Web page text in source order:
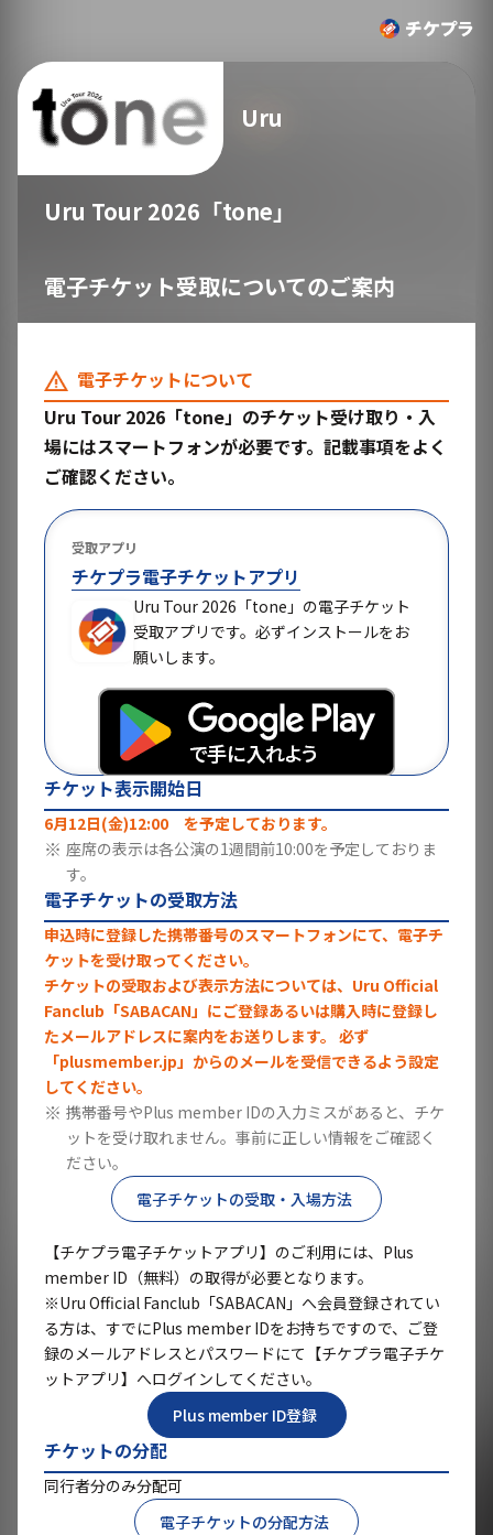
Uru
Uru Tour 2026「tone」
電子チケット受取についてのご案内
電子チケットについて
Uru Tour 2026「tone」のチケット受け取り・入
場にはスマートフォンが必要です。記載事項をよく
ご確認ください。
受取アプリ
チケプラ電子チケットアプリ
Uru Tour 2026「tone」の電子チケット
受取アプリです。必ずインストールをお
願いします。
チケット表示開始日
6月12日(金)12:00 を予定しております。
※ 座席の表示は各公演の1週間前10:00を予定しておりま
す。
電子チケットの受取方法
申込時に登録した携帯番号のスマートフォンにて、電子チ
ケットを受け取ってください。
チケットの受取および表示方法については、Uru Official
Fanclub「SABACAN」にご登録あるいは購入時に登録し
たメールアドレスに案内をお送りします。 必ず
「plusmember.jp」からのメールを受信できるよう設定
してください。
※ 携帯番号やPlus member IDの入力ミスがあると、チケ
ットを受け取れません。事前に正しい情報をご確認く
ださい。
電子チケットの受取・入場方法
【チケプラ電子チケットアプリ】のご利用には、Plus
member ID（無料）の取得が必要となります。
※Uru Official Fanclub「SABACAN」へ会員登録されてい
る方は、すでにPlus member IDをお持ちですので、ご登
録のメールアドレスとパスワードにて【チケプラ電子チケ
ットアプリ】へログインしてください。
Plus member ID登録
チケットの分配
同行者分のみ分配可
電子チケットの分配方法